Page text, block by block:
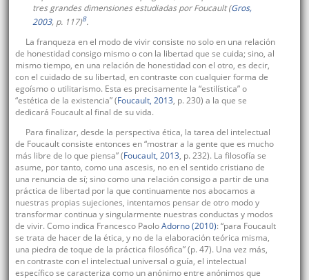
tres grandes dimensiones estudiadas por Foucault (Gros,
2003, p. 117)8.
La franqueza en el modo de vivir consiste no solo en una relación
de honestidad consigo mismo o con la libertad que se cuida; sino, al
mismo tiempo, en una relación de honestidad con el otro, es decir,
con el cuidado de su libertad, en contraste con cualquier forma de
egoísmo o utilitarismo. Esta es precisamente la “estilística” o
“estética de la existencia” (Foucault, 2013, p. 230) a la que se
dedicará Foucault al final de su vida.
Para finalizar, desde la perspectiva ética, la tarea del intelectual
de Foucault consiste entonces en “mostrar a la gente que es mucho
más libre de lo que piensa” (Foucault, 2013, p. 232). La filosofía se
asume, por tanto, como una ascesis, no en el sentido cristiano de
una renuncia de sí; sino como una relación consigo a partir de una
práctica de libertad por la que continuamente nos abocamos a
nuestras propias sujeciones, intentamos pensar de otro modo y
transformar continua y singularmente nuestras conductas y modos
de vivir. Como indica Francesco PaoloAdorno (2010): “para Foucault
se trata de hacer de la ética, y no de la elaboración teórica misma,
una piedra de toque de la práctica filosófica” (p. 47). Una vez más,
en contraste con el intelectual universal o guía, el intelectual
específico se caracteriza como un anónimo entre anónimos que